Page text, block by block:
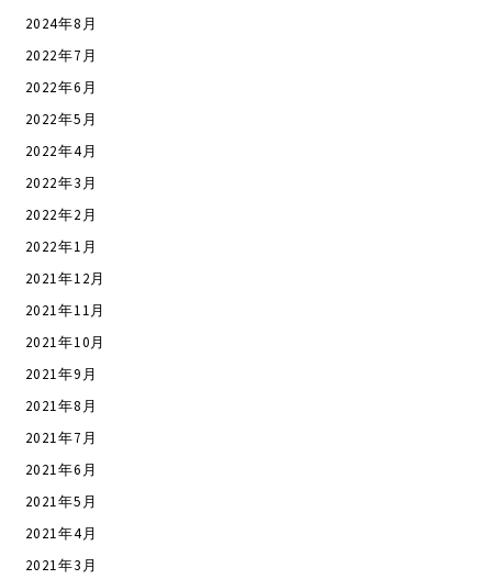
2024年8月
2022年7月
2022年6月
2022年5月
2022年4月
2022年3月
2022年2月
2022年1月
2021年12月
2021年11月
2021年10月
2021年9月
2021年8月
2021年7月
2021年6月
2021年5月
2021年4月
2021年3月